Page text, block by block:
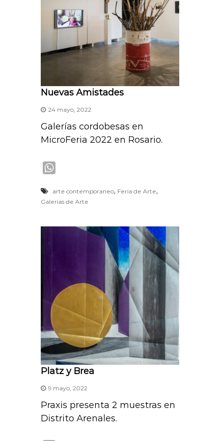
Nuevas Amistades
24 mayo, 2022
Galerías cordobesas en
MicroFeria 2022 en Rosario.
a
t
arte contemporaneo, Feria de Arte,
Galerias de Arte
Platz y Brea
9 mayo, 2022
Praxis presenta 2 muestras en
Distrito Arenales.